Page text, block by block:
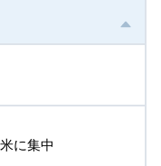
に集中